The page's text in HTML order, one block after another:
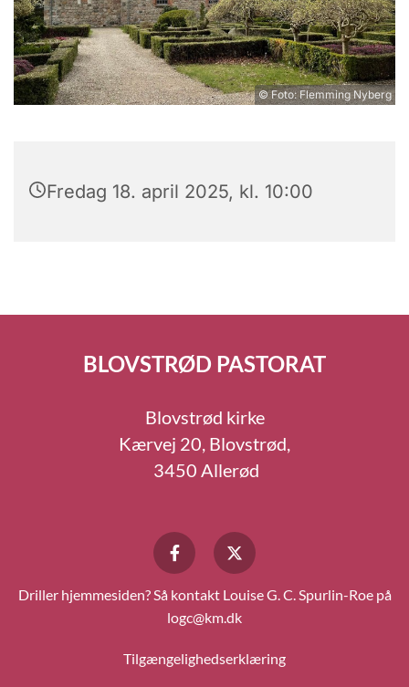
© Foto: Flemming Nyberg
Fredag 18. april 2025, kl. 10:00
BLOVSTRØD PASTORAT
Blovstrød kirke
Kærvej 20, Blovstrød,
3450 Allerød
Driller hjemmesiden? Så kontakt Louise G. C. Spurlin-Roe på
logc@km.dk
Tilgængelighedserklæring